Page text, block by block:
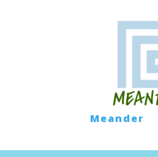
Meander